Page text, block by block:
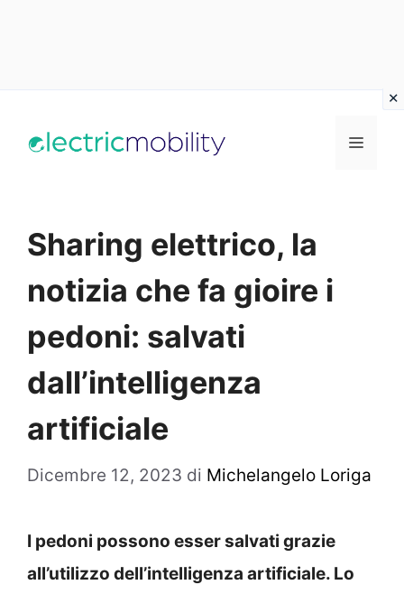
Menu
Sharing elettrico, la
notizia che fa gioire i
pedoni: salvati
dall’intelligenza
artificiale
Dicembre 12, 2023 di Michelangelo Loriga
I pedoni possono esser salvati grazie
all’utilizzo dell’intelligenza artificiale. Lo